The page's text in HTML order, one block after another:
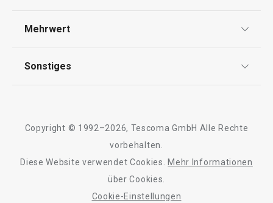
Impressum
Kontaktformular
Mehrwert
Qualität
Sonstiges
Barrierefreiheit
Copyright © 1992–2026, Tescoma GmbH Alle Rechte
vorbehalten.
Diese Website verwendet Cookies.
Mehr Informationen
über Cookies.
Cookie-Einstellungen